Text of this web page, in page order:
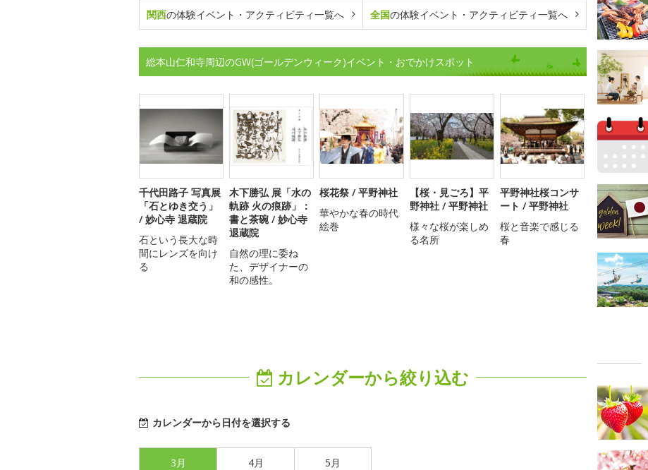
関西の体験イベント・アクティビティ一覧へ 全国の体験イベント・アクティビティ一覧へ
総本山仁和寺周辺のGW(ゴールデンウィーク)イベント・おでかけスポット
千代田路子 写真展
「石とゆき交う」
/ 妙心寺 退蔵院
石という長大な時
間にレンズを向け
る
木下勝弘 展「水の
軌跡 火の痕跡」：
書と茶碗 / 妙心寺
退蔵院
自然の理に委ね
た、デザイナーの
和の感性。
桜花祭 / 平野神社
華やかな春の時代
絵巻
【桜・見ごろ】平
野神社 / 平野神社
様々な桜が楽しめ
る名所
平野神社桜コンサ
ート / 平野神社
桜と音楽で感じる
春
カレンダーから絞り込む
カレンダーから日付を選択する
3月 4月 5月